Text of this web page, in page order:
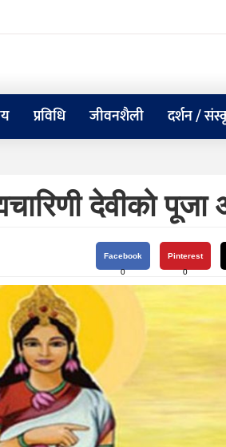
प्रविधि जीवनशैली दर्शन /
देवीको
Facebook
0
Pinterest
0